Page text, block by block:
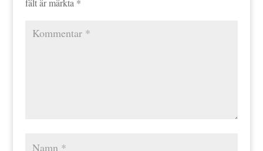
fält är märkta *